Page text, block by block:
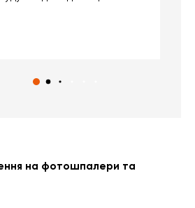
на фотошпалери та